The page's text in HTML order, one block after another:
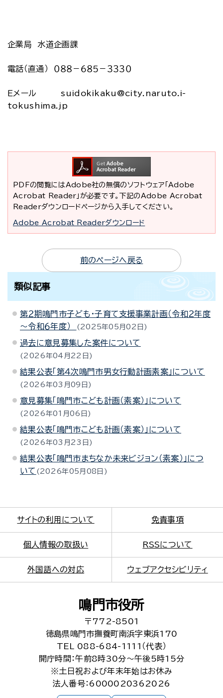
企業局 水道企画課
電話（直通） ０８８－６８５－３３３０
Ｅメール suidokikaku@city.naruto.i-
tokushima.jp
PDFの閲覧にはAdobe社の無償のソフトウェア「Adobe
Acrobat Reader」が必要です。下記のAdobe Acrobat
Readerダウンロードページから入手してください。
Adobe Acrobat Readerダウンロード
前のページへ戻る
類似記事
第２期鳴門市子ども・子育て支援事業計画（令和２年度
～令和６年度）
2025年05月02日
過去に意見募集した案件について
2026年04月22日
結果公表「第４次鳴門市男女行動計画素案」について
2026年03月09日
意見募集「鳴門市こども計画（素案）」について
2026年01月06日
結果公表「鳴門市こども計画（素案）」について
2026年03月23日
結果公表「鳴門市まちなか未来ビジョン（素案）」につ
いて
2026年05月08日
サイトの利用について 免責事項
個人情報の取扱い RSSについて
外国語への対応 ウェブアクセシビリティ
鳴門市役所
〒772-8501
徳島県鳴門市撫養町南浜字東浜170
TEL 088-684-1111（代表）
開庁時間：午前8時30分～午後5時15分
※土日祝および年末年始はお休み
法人番号：6000020362026